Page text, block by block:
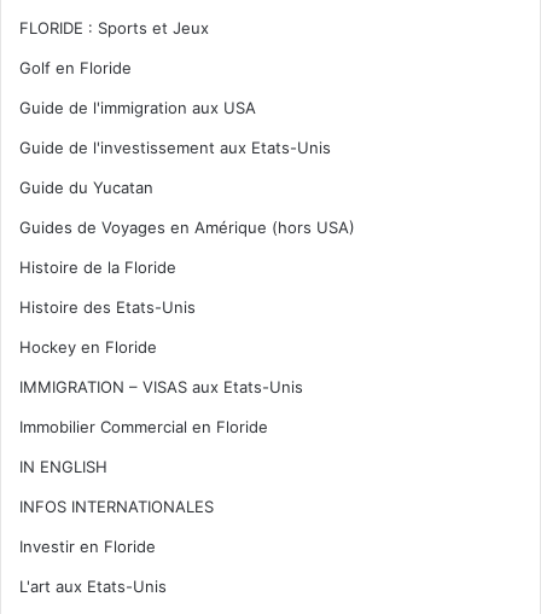
FLORIDE : Sports et Jeux
Golf en Floride
Guide de l'immigration aux USA
Guide de l'investissement aux Etats-Unis
Guide du Yucatan
Guides de Voyages en Amérique (hors USA)
Histoire de la Floride
Histoire des Etats-Unis
Hockey en Floride
IMMIGRATION – VISAS aux Etats-Unis
Immobilier Commercial en Floride
IN ENGLISH
INFOS INTERNATIONALES
Investir en Floride
L'art aux Etats-Unis